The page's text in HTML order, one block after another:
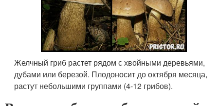
Желчный гриб растет рядом с хвойными деревьями,
дубами или березой. Плодоносит до октября месяца,
растут небольшими группами (4-12 грибов).